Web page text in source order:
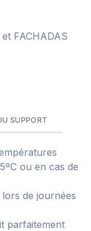
FACHADAS
SUPPORT
ou en cas de
de journées
parfaitement